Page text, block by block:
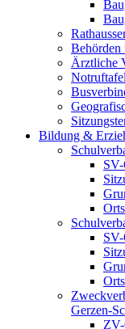
Behörden
Ärztliche
Notruftafel
Bildung &
Gerzen-